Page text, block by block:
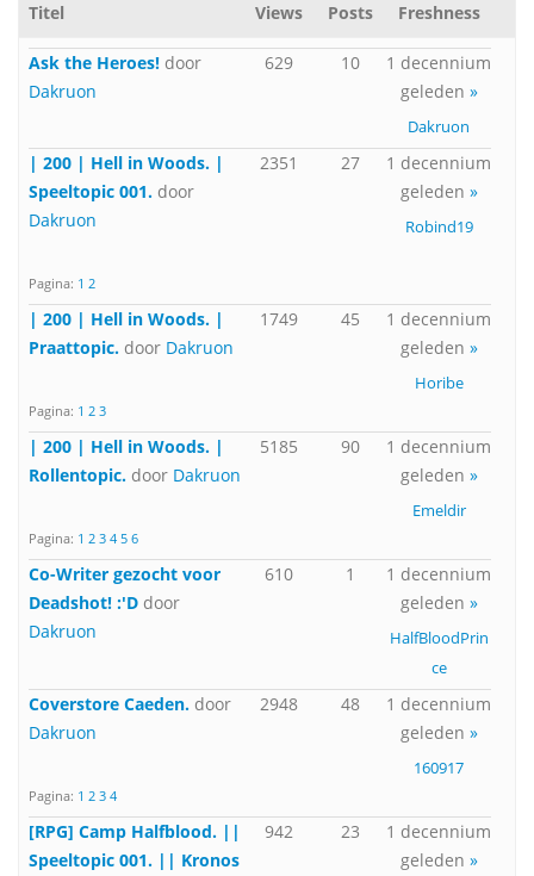
Titel Views Posts Freshness
Ask the Heroes! door
Dakruon
629 10
1 decennium
geleden »
Dakruon
| 200 | Hell in Woods. |
Speeltopic 001. door
Dakruon
Pagina: 1 2
2351 27
1 decennium
geleden »
Robind19
| 200 | Hell in Woods. |
Praattopic. door Dakruon
Pagina: 1 2 3
1749 45
1 decennium
geleden »
Horibe
| 200 | Hell in Woods. |
Rollentopic. door Dakruon
Pagina: 1 2 3 4 5 6
5185 90
1 decennium
geleden »
Emeldir
Co-Writer gezocht voor
Deadshot! :'D door
Dakruon
610 1
1 decennium
geleden »
HalfBloodPrin
ce
Coverstore Caeden. door
Dakruon
Pagina: 1 2 3 4
2948 48
1 decennium
geleden »
160917
[RPG] Camp Halfblood. ||
Speeltopic 001. || Kronos
942 23
1 decennium
geleden »